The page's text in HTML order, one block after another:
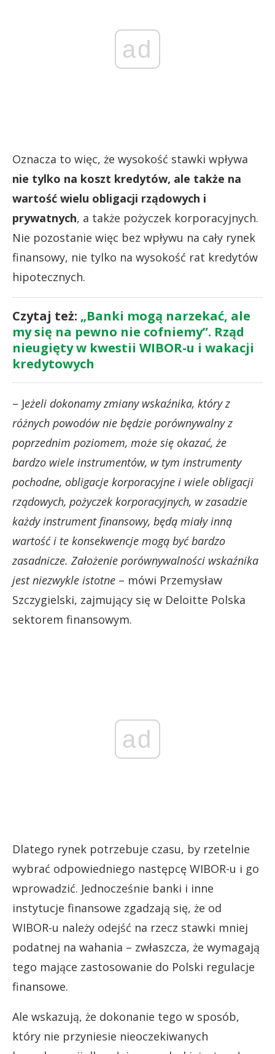
ad
Oznacza to więc, że wysokość stawki wpływa
nie tylko na koszt kredytów, ale także na
wartość wielu obligacji rządowych i
prywatnych, a także pożyczek korporacyjnych.
Nie pozostanie więc bez wpływu na cały rynek
finansowy, nie tylko na wysokość rat kredytów
hipotecznych.
Czytaj też: „Banki mogą narzekać, ale
my się na pewno nie cofniemy”. Rząd
nieugięty w kwestii WIBOR-u i wakacji
kredytowych
– Jeżeli dokonamy zmiany wskaźnika, który z
różnych powodów nie będzie porównywalny z
poprzednim poziomem, może się okazać, że
bardzo wiele instrumentów, w tym instrumenty
pochodne, obligacje korporacyjne i wiele obligacji
rządowych, pożyczek korporacyjnych, w zasadzie
każdy instrument finansowy, będą miały inną
wartość i te konsekwencje mogą być bardzo
zasadnicze. Założenie porównywalności wskaźnika
jest niezwykle istotne – mówi Przemysław
Szczygielski, zajmujący się w Deloitte Polska
sektorem finansowym.
ad
Dlatego rynek potrzebuje czasu, by rzetelnie
wybrać odpowiedniego następcę WIBOR-u i go
wprowadzić. Jednocześnie banki i inne
instytucje finansowe zgadzają się, że od
WIBOR-u należy odejść na rzecz stawki mniej
podatnej na wahania – zwłaszcza, że wymagają
tego mające zastosowanie do Polski regulacje
finansowe.
Ale wskazują, że dokonanie tego w sposób,
który nie przyniesie nieoczekiwanych